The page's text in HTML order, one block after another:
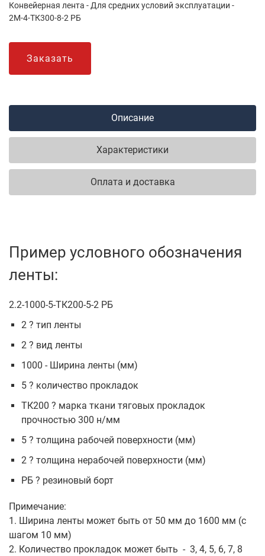
Конвейерная лента - Для средних условий эксплуатации -
2М-4-ТК300-8-2 РБ
Заказать
Описание
Характеристики
Оплата и доставка
Пример условного обозначения
ленты:
2.2-1000-5-ТК200-5-2 РБ
2 ? тип ленты
2 ? вид ленты
1000 - Ширина ленты (мм)
5 ? количество прокладок
ТК200 ? марка ткани тяговых прокладок
прочностью 300 н/мм
5 ? толщина рабочей поверхности (мм)
2 ? толщина нерабочей поверхности (мм)
РБ ? резиновый борт
Примечание:
1. Ширина ленты может быть от 50 мм до 1600 мм (с
шагом 10 мм)
2. Количество прокладок может быть - 3, 4, 5, 6, 7, 8